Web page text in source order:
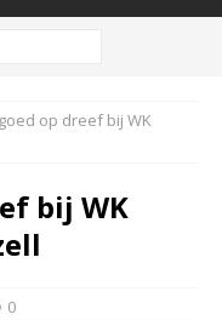
op dreef bij WK
bij WK
0